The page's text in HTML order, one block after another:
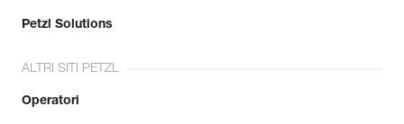
Petzl Solutions
ALTRI SITI PETZL
Operatori